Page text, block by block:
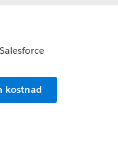
kostnad